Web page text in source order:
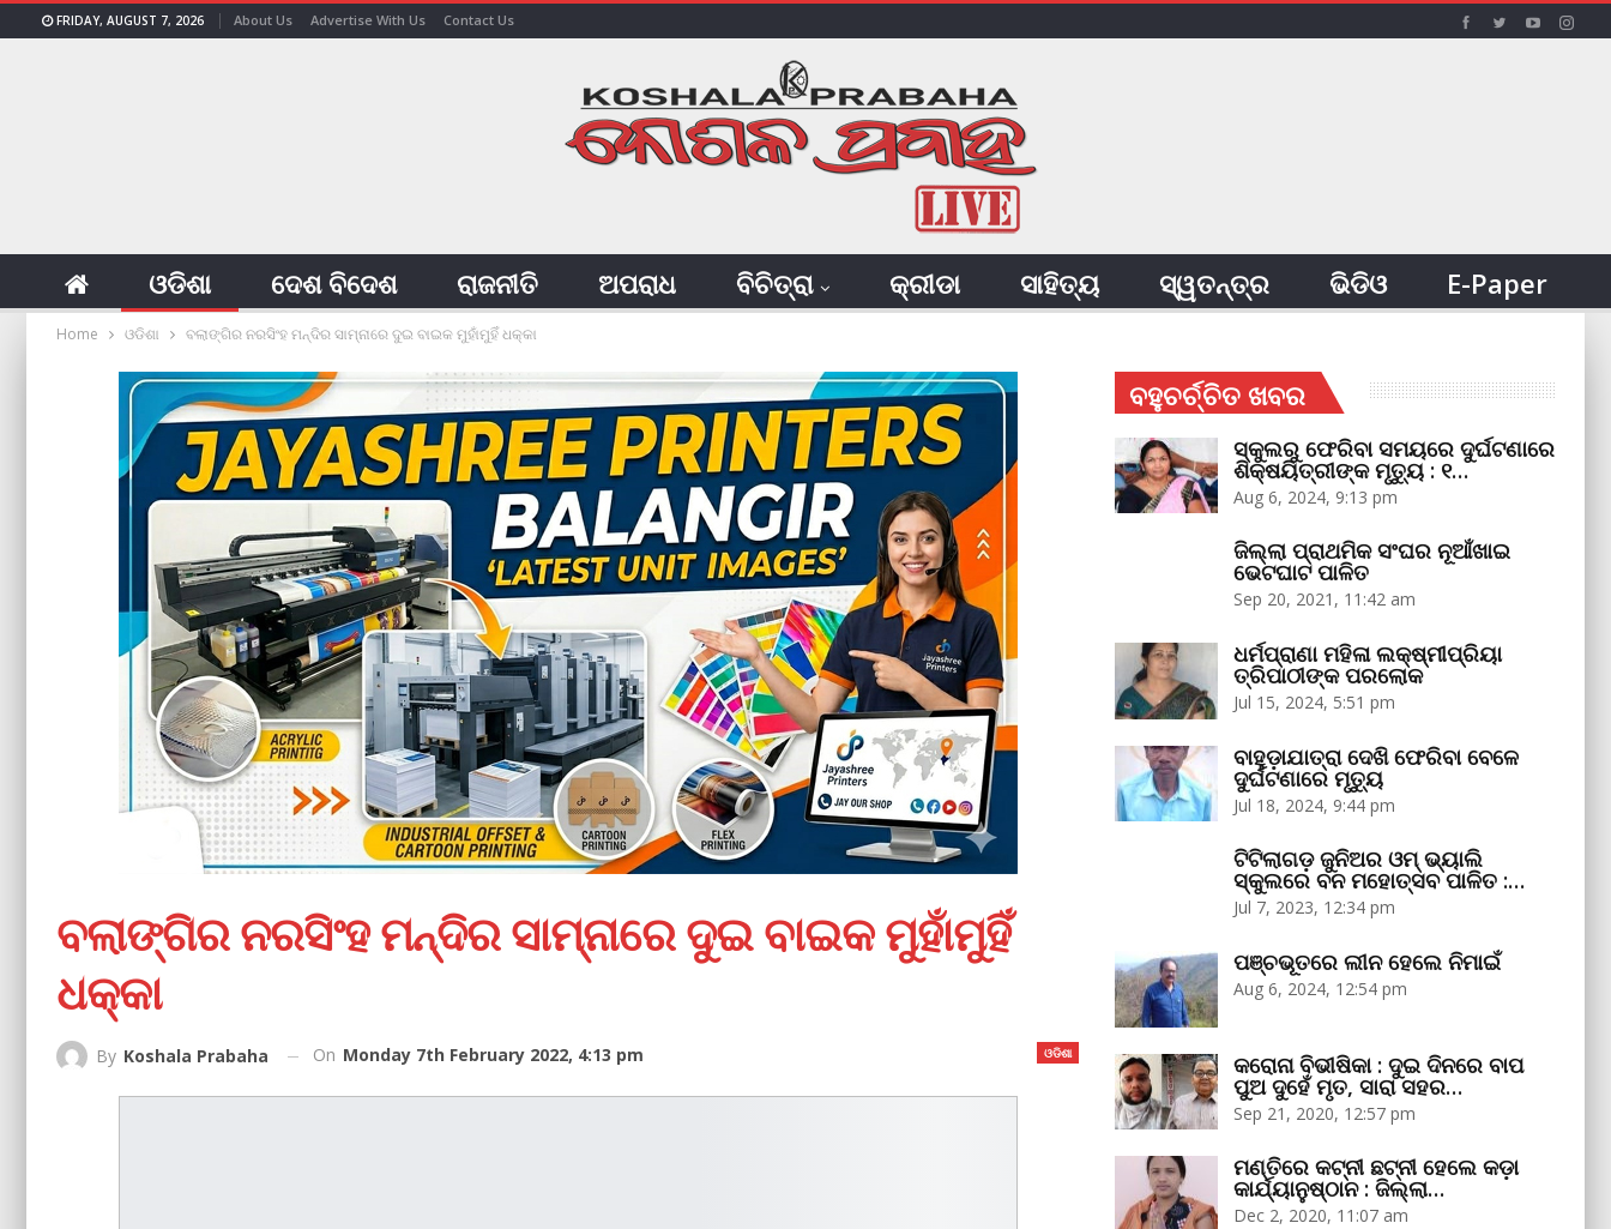
FRIDAY, AUGUST 7, 2026 About Us Advertise With Us Contact Us
ଓଡିଶା ଦେଶ ବିଦେଶ ରାଜନୀତି ଅପରାଧ ବିଚିତ୍ରା କ୍ରୀଡା ସାହିତ୍ୟ ସ୍ୱତନ୍ତ୍ର ଭିଡିଓ E-Paper
Home ଓଡିଶା ବଲାଙ୍ଗିର ନରସିଂହ ମନ୍ଦିର ସାମ୍ନାରେ ଦୁଇ ବାଇକ ମୁହାଁମୁହିଁ ଧକ୍କା
ବଲାଙ୍ଗିର ନରସିଂହ ମନ୍ଦିର ସାମ୍ନାରେ ଦୁଇ ବାଇକ ମୁହାଁମୁହିଁ
ଧକ୍କା
ଓଡିଶା
By Koshala Prabaha On Monday 7th February 2022, 4:13 pm
ବହୁଚର୍ଚ୍ଚିତ ଖବର
ସ୍କୁଲରୁ ଫେରିବା ସମୟରେ ଦୁର୍ଘଟଣାରେ
ଶିକ୍ଷୟିତ୍ରୀଙ୍କ ମୃତ୍ୟୁ : ୧…
Aug 6, 2024, 9:13 pm
ଜିଲ୍ଲା ପ୍ରାଥମିକ ସଂଘର ନୂଆଁଖାଇ
ଭେଟଘାଟ ପାଳିତ
Sep 20, 2021, 11:42 am
ଧର୍ମପ୍ରାଣା ମହିଳା ଲକ୍ଷ୍ମୀପ୍ରିୟା
ତ୍ରିପାଠୀଙ୍କ ପରଲୋକ
Jul 15, 2024, 5:51 pm
ବାହୁଡ଼ାଯାତ୍ରା ଦେଖି ଫେରିବା ବେଳେ
ଦୁର୍ଘଟଣାରେ ମୃତ୍ୟୁ
Jul 18, 2024, 9:44 pm
ଟିଟିଲାଗଡ଼ ଜୁନିଅର ଓମ୍‌ ଭ୍ୟାଲି
ସ୍କୁଲରେ ବନ ମହୋତ୍ସବ ପାଳିତ :…
Jul 7, 2023, 12:34 pm
ପଞ୍ଚଭୂତରେ ଲୀନ ହେଲେ ନିମାଇଁ
Aug 6, 2024, 12:54 pm
କରୋନା ବିଭୀଷିକା : ଦୁଇ ଦିନରେ ବାପ
ପୁଅ ଦୁହେଁ ମୃତ, ସାରା ସହର…
Sep 21, 2020, 12:57 pm
ମଣ୍ତିରେ କଟ୍‌ନୀ ଛଟ୍‌ନୀ ହେଲେ କଡ଼ା
କାର୍ଯ୍ୟାନୁଷ୍ଠାନ : ଜିଲ୍ଲା…
Dec 2, 2020, 11:07 am